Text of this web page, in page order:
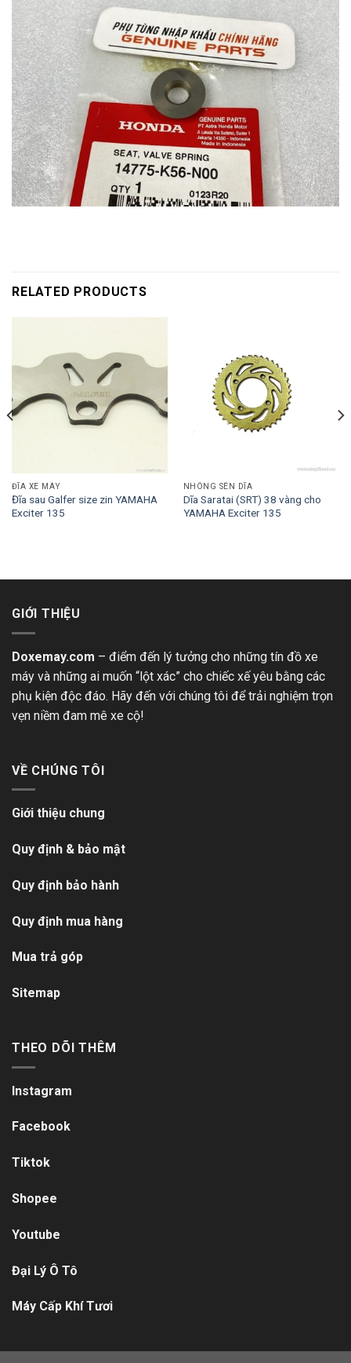
RELATED PRODUCTS
ĐĨA XE MÁY
Đĩa sau Galfer size zin YAMAHA
Exciter 135
NHÔNG SÊN DĨA
Dĩa Saratai (SRT) 38 vàng cho
YAMAHA Exciter 135
GIỚI THIỆU
Doxemay.com – điểm đến lý tưởng cho những tín đồ xe
máy và những ai muốn “lột xác” cho chiếc xế yêu bằng các
phụ kiện độc đáo. Hãy đến với chúng tôi để trải nghiệm trọn
vẹn niềm đam mê xe cộ!
VỀ CHÚNG TÔI
Giới thiệu chung
Quy định & bảo mật
Quy định bảo hành
Quy định mua hàng
Mua trả góp
Sitemap
THEO DÕI THÊM
Instagram
Facebook
Tiktok
Shopee
Youtube
Đại Lý Ô Tô
Máy Cấp Khí Tươi